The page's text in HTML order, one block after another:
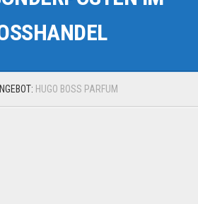
HUGO BOSS PARFUM